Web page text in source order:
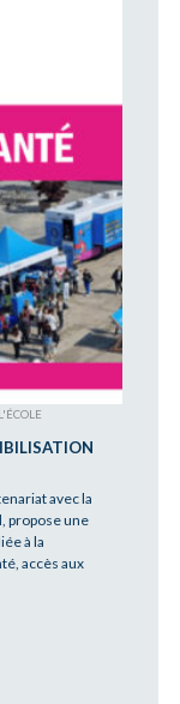
avec la
propose une
à la
accès aux